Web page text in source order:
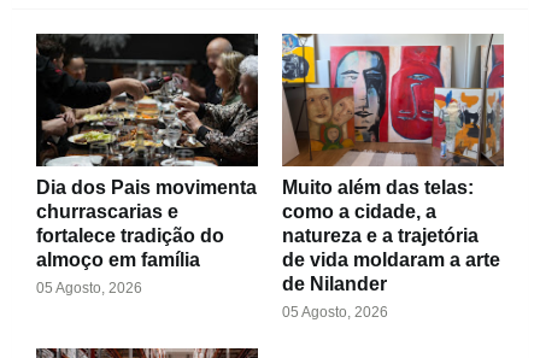
Dia dos Pais movimenta
churrascarias e
fortalece tradição do
almoço em família
05 Agosto, 2026
Muito além das telas:
como a cidade, a
natureza e a trajetória
de vida moldaram a arte
de Nilander
05 Agosto, 2026